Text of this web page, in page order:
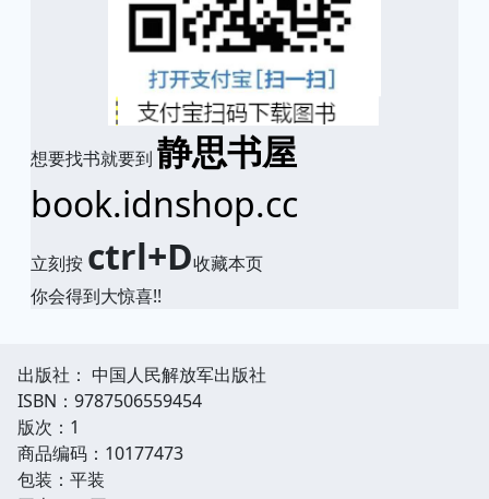
想要找书就要到 静思书屋
book.idnshop.cc
立刻按 ctrl+D收藏本页
你会得到大惊喜!!
出版社： 中国人民解放军出版社
ISBN：9787506559454
版次：1
商品编码：10177473
包装：平装